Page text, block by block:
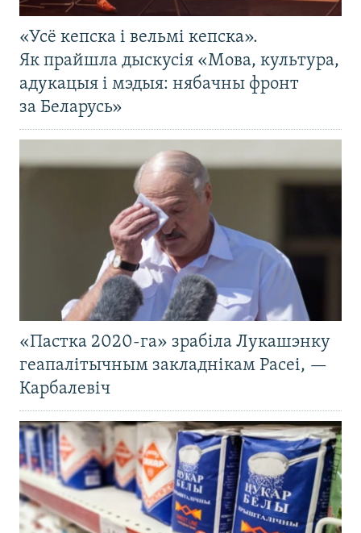
«Усё кепска і вельмі кепска».
Як прайшла дыскусія «Мова, культура,
адукацыя і мэдыя: нябачны фронт
за Беларусь»
«Пастка 2020-га» зрабіла Лукашэнку
геапалітычным закладнікам Расеі, —
Карбалевіч